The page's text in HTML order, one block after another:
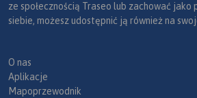
ze społecznością Traseo lub zachować
siebie, możesz udostępnić ją również na
O nas
Aplikacje
Mapoprzewodnik